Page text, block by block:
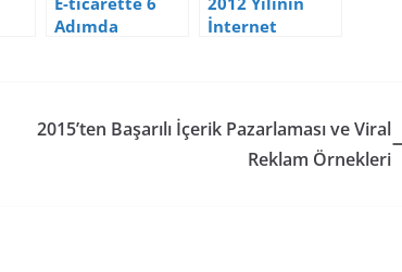
Adımda
İnternet
2015’ten Başarılı İçerik Pazarlaması ve Viral
Reklam Örnekleri